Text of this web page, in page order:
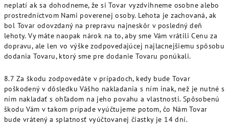
neplatí ak sa dohodneme, že si Tovar vyzdvihneme osobne alebo
prostredníctvom Nami poverenej osoby. Lehota je zachovaná, ak
bol Tovar odovzdaný na prepravu najneskôr v posledný deň
lehoty. Vy máte naopak nárok na to, aby sme Vám vrátili Cenu za
dopravu, ale len vo výške zodpovedajúcej najlacnejšiemu spôsobu
dodania Tovaru, ktorý sme pre dodanie Tovaru ponúkali.
8.7 Za škodu zodpovedáte v prípadoch, kedy bude Tovar
poškodený v dôsledku Vášho nakladania s ním inak, než je nutné s
ním nakladať s ohľadom na jeho povahu a vlastnosti. Spôsobenú
škodu Vám v takom prípade vyúčtujeme potom, čo Nám Tovar
bude vrátený a splatnosť vyúčtovanej čiastky je 14 dní.